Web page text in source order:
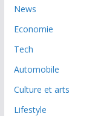
News
Economie
Tech
Automobile
Culture et arts
Lifestyle